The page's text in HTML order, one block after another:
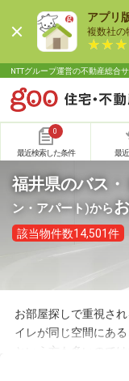
アプリ
複数社の
NTTグループ運営の不動産総合
0
最近検索した条件 最
福井県のバス
ン・アパート)から
該当物件数14,501件
お部屋探しで重視さ
イレが同じ空間にあ
という方も多いので
快適に暮らせるバス